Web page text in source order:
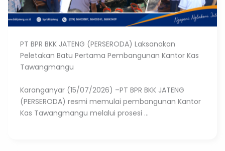
PT BPR BKK JATENG (PERSERODA) Laksanakan
Peletakan Batu Pertama Pembangunan Kantor Kas
Tawangmangu
Karanganyar (15/07/2026) –PT BPR BKK JATENG
(PERSERODA) resmi memulai pembangunan Kantor
Kas Tawangmangu melalui prosesi ...